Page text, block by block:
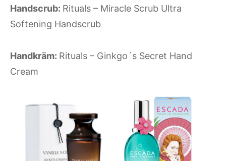
Handscrub: Rituals – Miracle Scrub Ultra
Softening Handscrub
Handkräm: Rituals – Ginkgo´s Secret Hand
Cream